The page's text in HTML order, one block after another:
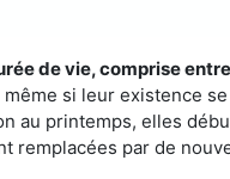
de vie, comprise
si leur existence
au printemps, elles
remplacées par de